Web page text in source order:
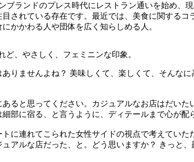
ランドのプレス時代にレストラン通いを始め、
されている存在です。最近では、美食に関する
かかわる人や団体を広く知らしめる人。
、やさしく、フェミニンな印象。
りませんよね？ 美味しくて、楽しくて、そんな
ると思ってください。カジュアルなお店はだい
部に宿る、と言うように、ディテールまで心が配
に連れてこられた女性サイドの視点で考えてい
アルな店だった、と。どう思いますか？ きっと